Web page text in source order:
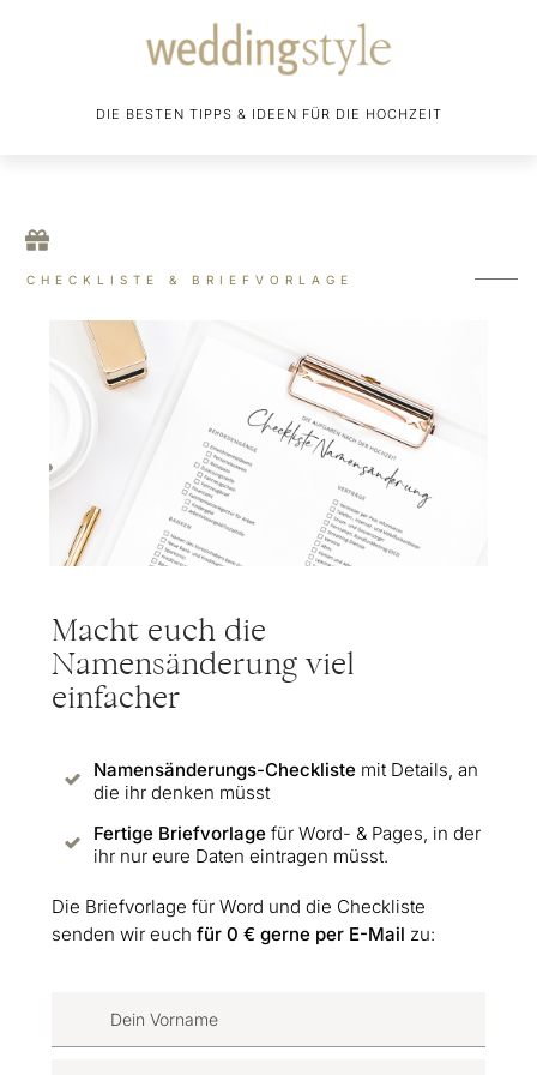
DIE BESTEN TIPPS & IDEEN FÜR DIE HOCHZEIT
CHECKLISTE & BRIEFVORLAGE
Macht euch die
Namensänderung viel
einfacher
Namensänderungs-Checkliste mit Details, an
die ihr denken müsst
Fertige Briefvorlage für Word- & Pages, in der
ihr nur eure Daten eintragen müsst.
Die Briefvorlage für Word und die Checkliste
senden wir euch für 0 € gerne per E-Mail zu: